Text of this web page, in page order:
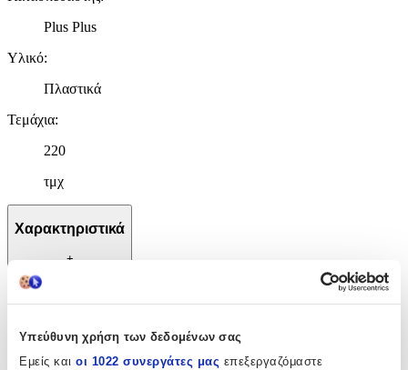
Υπεύθυνη χρήση των δεδομένων σας
Εμείς και οι 1022 συνεργάτες μας επεξεργαζόμαστε
Plus Plus
Υλικό:
Πλαστικά
Τεμάχια:
220
τμχ
Χαρακτηριστικά
+
Χαρακτηριστικά
Κατασκευαστής: